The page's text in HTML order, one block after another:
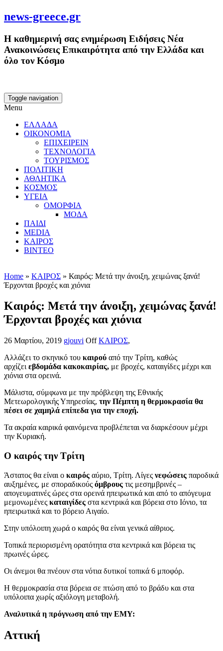
news-greece.gr
Η καθημερινή σας ενημέρωση Ειδήσεις Νέα
Ανακοινώσεις Επικαιρότητα από την Ελλάδα και
όλο τον Κόσμο
Toggle navigation
Menu
ΕΛΛΑΔΑ
ΟΙΚΟΝΟΜΙΑ
ΕΠΙΧΕΙΡΕΙΝ
ΤΕΧΝΟΛΟΓΙΑ
ΤΟΥΡΙΣΜΟΣ
ΠΟΛΙΤΙΚΗ
ΑΘΛΗΤΙΚΑ
ΚΟΣΜΟΣ
ΥΓΕΙΑ
ΟΜΟΡΦΙΑ
ΜΟΔΑ
ΠΑΙΔΙ
MEDIA
ΚΑΙΡΟΣ
ΒΙΝΤΕΟ
Home » ΚΑΙΡΟΣ » Καιρός: Μετά την άνοιξη, χειμώνας ξανά!
Έρχονται βροχές και χιόνια
Καιρός: Μετά την άνοιξη, χειμώνας ξανά!
Έρχονται βροχές και χιόνια
26 Μαρτίου, 2019 gjouvi Off ΚΑΙΡΟΣ,
Αλλάζει το σκηνικό του καιρού από την Τρίτη, καθώς
αρχίζει εβδομάδα κακοκαιρίας, με βροχές, καταιγίδες μέχρι και
χιόνια στα ορεινά.
Μάλιστα, σύμφωνα με την πρόβλεψη της Εθνικής
Μετεωρολογικής Υπηρεσίας, την Πέμπτη η θερμοκρασία θα
πέσει σε χαμηλά επίπεδα για την εποχή.
Τα ακραία καιρικά φαινόμενα προβλέπεται να διαρκέσουν μέχρι
την Κυριακή.
Ο καιρός την Τρίτη
Άστατος θα είναι ο καιρός αύριο, Τρίτη. Λίγες νεφώσεις παροδικά
αυξημένες, με σποραδικούς όμβρους τις μεσημβρινές –
απογευματινές ώρες στα ορεινά ηπειρωτικά και από το απόγευμα
μεμονωμένες καταιγίδες στα κεντρικά και βόρεια στο Ιόνιο, τα
ηπειρωτικά και το βόρειο Αιγαίο.
Στην υπόλοιπη χωρά ο καιρός θα είναι γενικά αίθριος.
Τοπικά περιορισμένη ορατότητα στα κεντρικά και βόρεια τις
πρωινές ώρες.
Οι άνεμοι θα πνέουν στα νότια δυτικοί τοπικά 6 μποφόρ.
Η θερμοκρασία στα βόρεια σε πτώση από το βράδυ και στα
υπόλοιπα χωρίς αξιόλογη μεταβολή.
Αναλυτικά η πρόγνωση από την ΕΜΥ:
Αττική